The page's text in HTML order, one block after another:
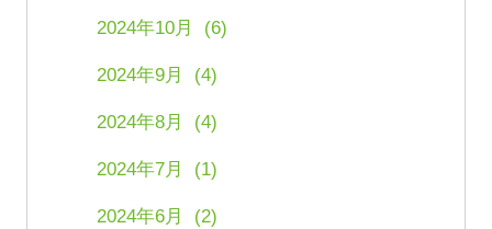
2024年10月 (6)
2024年9月 (4)
2024年8月 (4)
2024年7月 (1)
2024年6月 (2)